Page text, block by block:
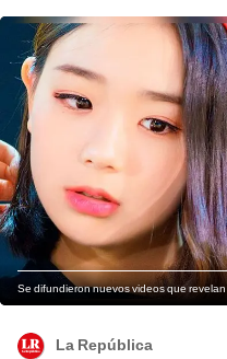
Se difundieron nuevos videos que
La República